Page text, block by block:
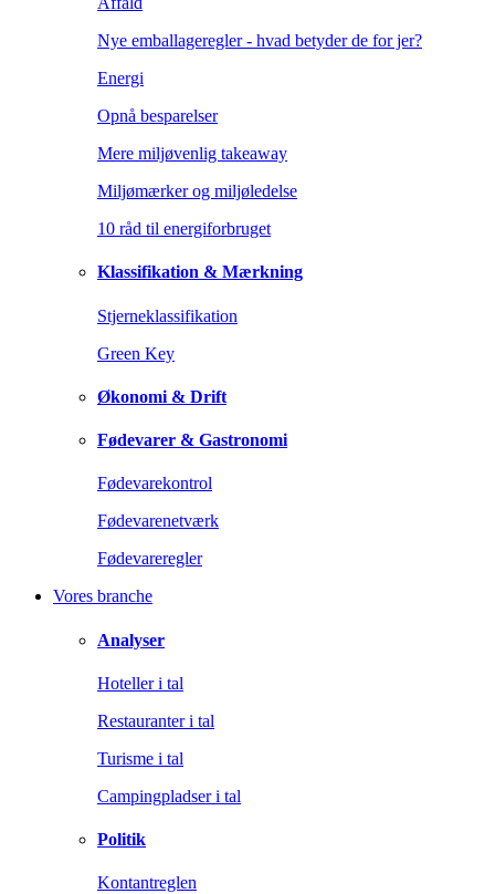
Nye emballageregler - hvad betyder de for jer?
Energi
Opnå besparelser
Mere miljøvenlig takeaway
Miljømærker og miljøledelse
10 råd til energiforbruget
Klassifikation & Mærkning
Stjerneklassifikation
Green Key
Økonomi & Drift
Fødevarer & Gastronomi
Fødevarekontrol
Fødevarenetværk
Fødevareregler
Vores branche
Analyser
Hoteller i tal
Restauranter i tal
Turisme i tal
Campingpladser i tal
Politik
Kontantreglen